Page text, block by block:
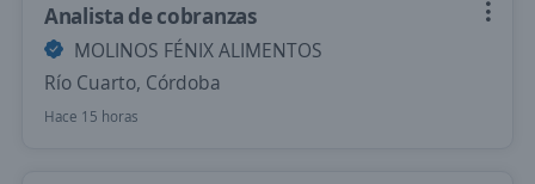
Analista de cobranzas
MOLINOS FÉNIX ALIMENTOS
Río Cuarto, Córdoba
Hace 15 horas